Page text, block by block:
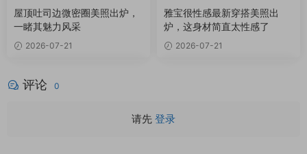
屋顶吐司边微密圈
屋顶吐司边微密圈美照出炉，
一睹其魅力风采
2026-07-21
雅宝很性感最新穿搭美照出
炉，这身材简直太性感了
2026-07-21
评论 0
请先 登录